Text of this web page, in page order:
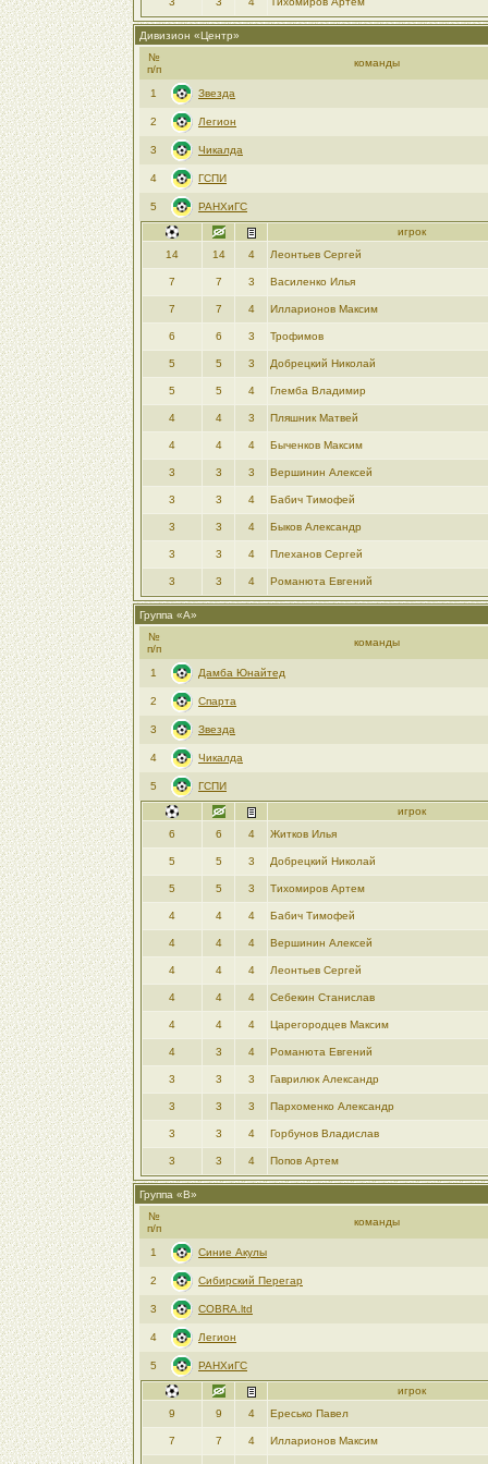
Дивизион «Центр»
№
п/п
команды
1 Звезда
2 Легион
3 Чикалда
4 ГСПИ
5 РАНХиГС
игрок
14
14 4 Леонтьев Сергей
7 7 3 Василенко Илья
7 7 4 Илларионов Максим
6 6 3 Трофимов
5 5 3 Добрецкий Николай
5 5 4 Глемба Владимир
4 4 3 Пляшник Матвей
4 4 4 Быченков Максим
3 3 3 Вершинин Алексей
3 3 4 Бабич Тимофей
3 3 4 Быков Александр
3 3 4 Плеханов Сергей
3 3 4 Романюта Евгений
Группа «A»
№
п/п
команды
1 Дамба Юнайтед
2 Спарта
3 Звезда
4 Чикалда
5 ГСПИ
игрок
6
6 4 Житков Илья
5 5 3 Добрецкий Николай
5 5 3 Тихомиров Артем
4 4 4 Бабич Тимофей
4 4 4 Вершинин Алексей
4 4 4 Леонтьев Сергей
4 4 4 Себекин Станислав
4 4 4 Царегородцев Максим
4 3 4 Романюта Евгений
3 3 3 Гаврилюк Александр
3 3 3 Пархоменко Александр
3 3 4 Горбунов Владислав
3 3 4 Попов Артем
Группа «B»
№
п/п
команды
1 Синие Акулы
2 Сибирский Перегар
3 COBRA.ltd
4 Легион
5 РАНХиГС
игрок
9
9 4 Ересько Павел
7 7 4 Илларионов Максим